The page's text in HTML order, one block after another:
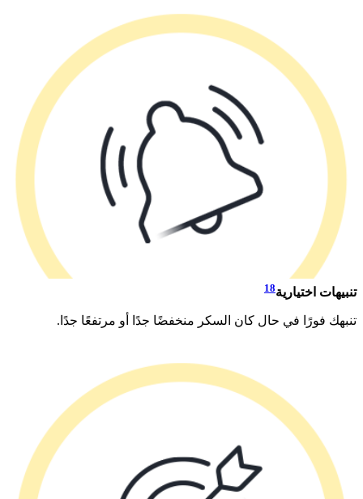
تنبيهات اختيارية18
تنبهك فورًا في حال كان السكر منخفضًا جدًا أو مرتفعًا جدًا.